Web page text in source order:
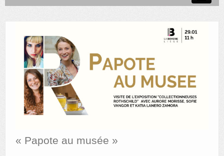
MUSÉE GRÉTRY
MUSÉE DU LUMINAIRE
FONDS PATRIMONIAUX
AUTRES LIEUX
ANIMATIONS DES MUSÉES
PUBLICATIONS
« Papote au musée »